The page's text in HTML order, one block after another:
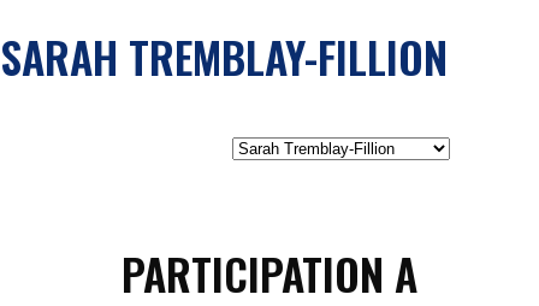
SARAH TREMBLAY-FILLION
PARTICIPATION A